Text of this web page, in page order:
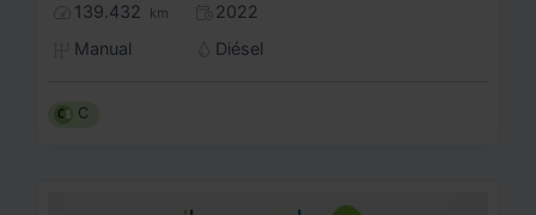
139.432 km
2022
Manual
Diésel
C